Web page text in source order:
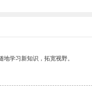
学习新知识，拓宽视野。